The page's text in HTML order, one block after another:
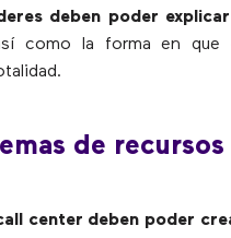
deben poder
como la forma en que
de recursos
center deben poder